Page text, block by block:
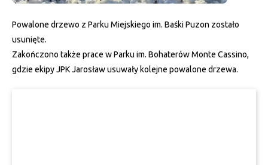
Powalone drzewo z Parku Miejskiego im. Baśki Puzon zostało
usunięte.
Zakończono także prace w Parku im. Bohaterów Monte Cassino,
gdzie ekipy JPK Jarosław usuwały kolejne powalone drzewa.